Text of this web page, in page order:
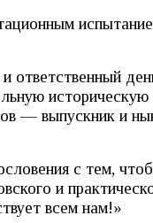
ответственный
— выпускник и
с тем,
и
всем нам!»